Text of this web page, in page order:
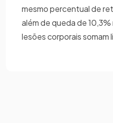
mesmo percentual de
além de queda de
lesões corporais somam